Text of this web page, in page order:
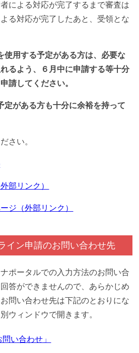
による対応が完了するまで審査は
る対応が完了したあと、受領とな
使用する予定がある方は、必要な
るよう、６月中に申請する等十分
請してください。
定がある方も十分に余裕を持って
さい。
部リンク）
ジ（外部リンク）
イン申請のお問い合わせ先
ポータルでの入力方法のお問い合
答ができませんので、あらかじめ
問い合わせ先は下記のとおりにな
ウィンドウで開きます。
い合わせ」